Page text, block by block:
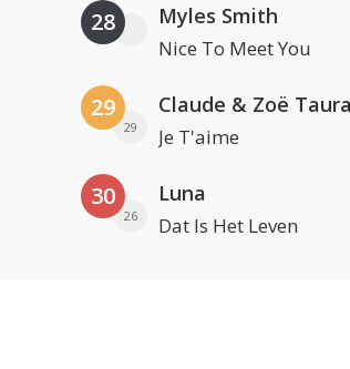
28 Myles Smith
Nice To Meet You
29
29
Claude & Zoë
Je T'aime
30
26
Luna
Dat Is Het Leven